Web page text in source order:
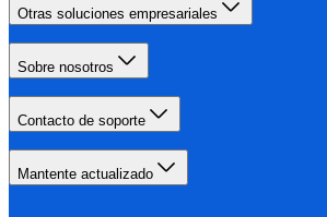
Otras soluciones empresariales
Sobre nosotros
Contacto de soporte
Mantente actualizado